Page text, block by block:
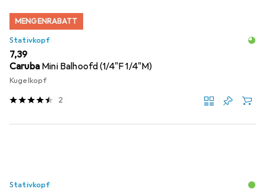
MENGENRABATT
Stativkopf
EUR
7,39
Caruba Mini Balhoofd (1/4"F 1/4"M)
Kugelkopf
2
Stativkopf